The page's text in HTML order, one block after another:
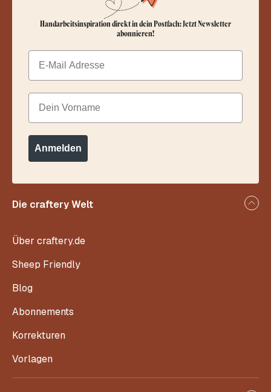
Die craftery Welt
Über craftery.de
Sheep Friendly
Blog
Abonnements
Korrekturen
Vorlagen
Handarbeitsinspiration direkt in dein Postfach: Jetzt Newsletter
abonnieren!
Email
Dein Vorname
Anmelden